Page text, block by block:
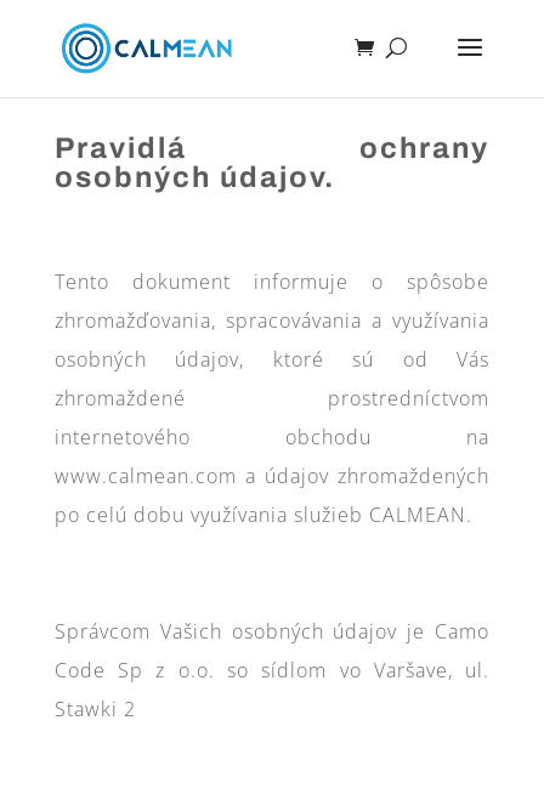
Pravidlá ochrany
osobných údajov.
Tento dokument informuje o spôsobe
zhromažďovania, spracovávania a využívania
osobných údajov, ktoré sú od Vás
zhromaždené prostredníctvom
internetového obchodu na
www.calmean.com a údajov zhromaždených
po celú dobu využívania služieb CALMEAN.
Správcom Vašich osobných údajov je Camo
Code Sp z o.o. so sídlom vo Varšave, ul.
Stawki 2